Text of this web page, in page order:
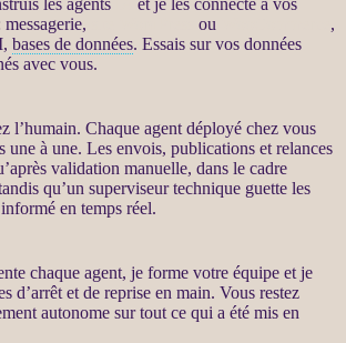
ou
,
, bases de données. Essais sur vos données
avec vous.
l’humain. Chaque agentdéployé chez vous
une à une. Les envois, publications et relances
validation manuelle, dans le cadre
qu’un superviseur technique guette les
en temps réel.
chaque agent, je forme votre équipe et je
d’arrêt et de reprise en main. Vous restez
autonome sur tout ce qui a été mis en